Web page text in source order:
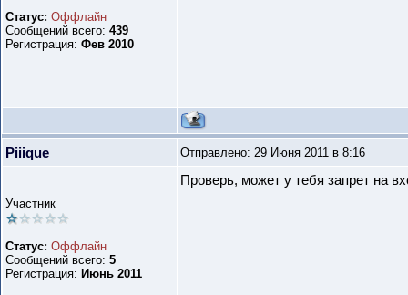
Статус: Оффлайн
Сообщений всего: 439
Регистрация: Фев 2010
Piiique Отправлено: 29 Июня 2011 в 8:16
Участник
Статус: Оффлайн
Сообщений всего: 5
Регистрация: Июнь 2011
Проверь, может у тебя запрет на